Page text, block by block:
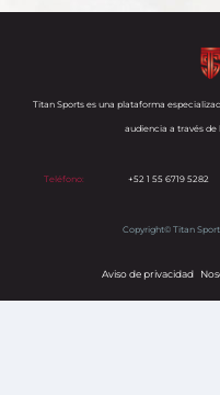
Titan Sports es una plataforma
audiencia a través de
Teléfono: +52 1 55 6719 5282
Copyright© Titan
Aviso de privacidad